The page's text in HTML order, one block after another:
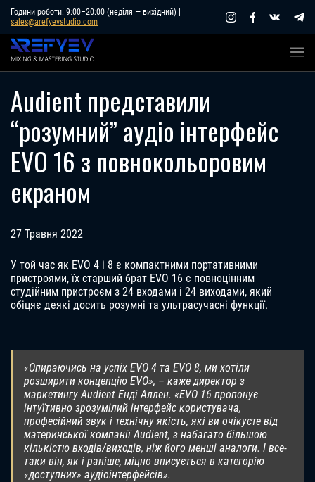
Skip
content
Години роботи: 9:00–20:00 (неділя — вихідний) |
sales@arefyevstudio.com
Audient представили
“розумний” аудіо інтерфейс
EVO 16 з повнокольоровим
екраном
27 Травня 2022
У той час як EVO 4 і 8 є компактними портативними
пристроями, їх старший брат EVO 16 є повноцінним
студійним пристроєм з 24 входами і 24 виходами, який
обіцяє деякі досить розумні та ультрасучасні функції.
«Опираючись на успіх EVO 4 та EVO 8, ми хотіли
розширити концепцію EVO», – каже директор з
маркетингу Audient Енді Аллен. «EVO 16 пропонує
інтуїтивно зрозумілий інтерфейс користувача,
професійний звук і технічну якість, які ви очікуєте від
материнської компанії Audient, з набагато більшою
кількістю входів/виходів, ніж його менші аналоги. І все-
таки він, як і раніше, міцно вписується в категорію
«доступних» аудіоінтерфейсів».